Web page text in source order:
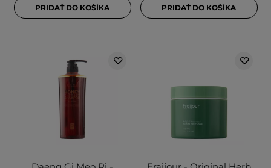
PRIDAŤ DO KOŠÍKA PRIDAŤ DO KOŠÍKA